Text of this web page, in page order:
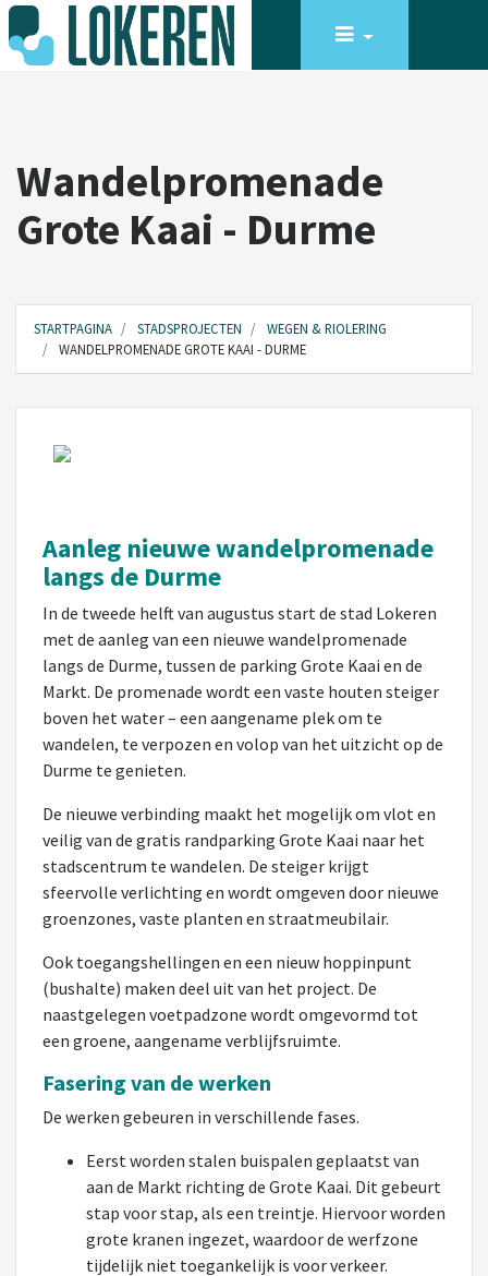
Wandelpromenade
Grote Kaai - Durme
STARTPAGINA STADSPROJECTEN
WEGEN & RIOLERING
WANDELPROMENADE GROTE KAAI - DURME
Aanleg nieuwe wandelpromenade
langs de Durme
In de tweede helft van augustus start de stad Lokeren
met de aanleg van een nieuwe wandelpromenade
langs de Durme, tussen de parking Grote Kaai en de
Markt. De promenade wordt een vaste houten steiger
boven het water – een aangename plek om te
wandelen, te verpozen en volop van het uitzicht op de
Durme te genieten.
De nieuwe verbinding maakt het mogelijk om vlot en
veilig van de gratis randparking Grote Kaai naar het
stadscentrum te wandelen. De steiger krijgt
sfeervolle verlichting en wordt omgeven door nieuwe
groenzones, vaste planten en straatmeubilair.
Ook toegangshellingen en een nieuw hoppinpunt
(bushalte) maken deel uit van het project. De
naastgelegen voetpadzone wordt omgevormd tot
een groene, aangename verblijfsruimte.
Fasering van de werken
De werken gebeuren in verschillende fases.
Eerst worden stalen buispalen geplaatst van
aan de Markt richting de Grote Kaai. Dit gebeurt
stap voor stap, als een treintje. Hiervoor worden
grote kranen ingezet, waardoor de werfzone
tijdelijk niet toegankelijk is voor verkeer.